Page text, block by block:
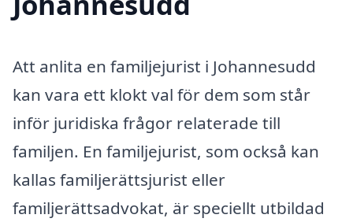
Att anlita en familjejurist i Johannesudd
kan vara ett klokt val för dem som står
inför juridiska frågor relaterade till
familjen. En familjejurist, som också kan
kallas familjerättsjurist eller
familjerättsadvokat, är speciellt utbildad